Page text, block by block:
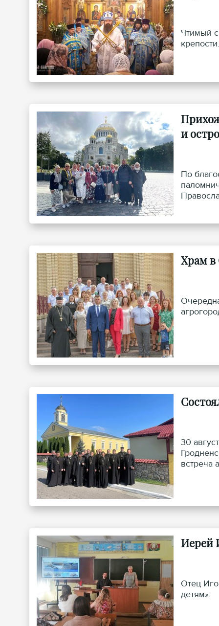
Чтимый
крепости.
и
По
Храм в
30
встреча
Иерей
Отец
детям».